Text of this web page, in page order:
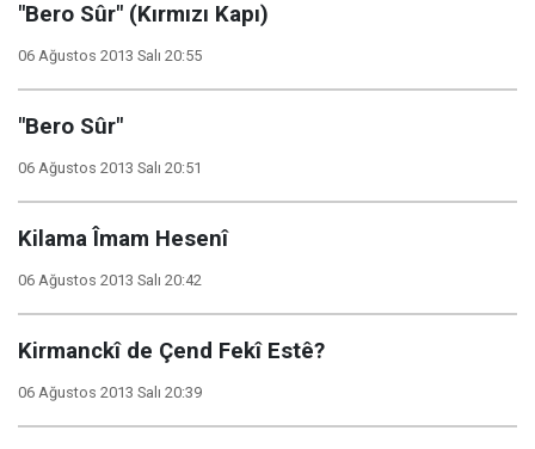
"Bero Sûr" (Kırmızı Kapı)
06 Ağustos 2013 Salı 20:55
"Bero Sûr"
06 Ağustos 2013 Salı 20:51
Kilama Îmam Hesenî
06 Ağustos 2013 Salı 20:42
Kirmanckî de Çend Fekî Estê?
06 Ağustos 2013 Salı 20:39